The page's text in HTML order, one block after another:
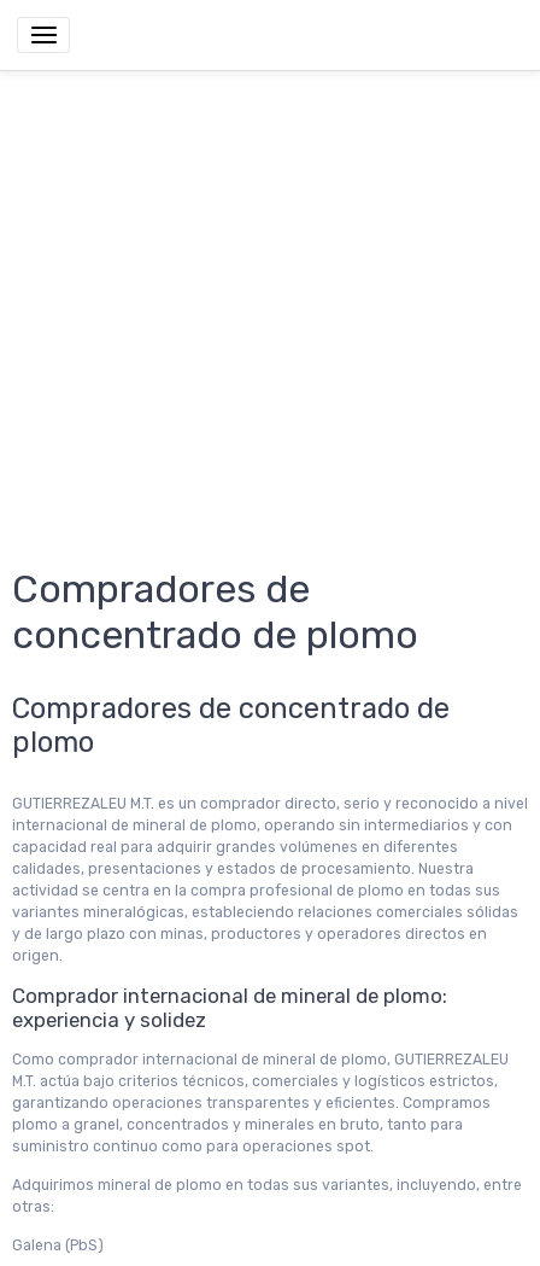
Compradores de
concentrado de plomo
Compradores de concentrado de
plomo
GUTIERREZALEU M.T. es un comprador directo, serio y reconocido a nivel
internacional de mineral de plomo, operando sin intermediarios y con
capacidad real para adquirir grandes volúmenes en diferentes
calidades, presentaciones y estados de procesamiento. Nuestra
actividad se centra en la compra profesional de plomo en todas sus
variantes mineralógicas, estableciendo relaciones comerciales sólidas
y de largo plazo con minas, productores y operadores directos en
origen.
Comprador internacional de mineral de plomo:
experiencia y solidez
Como comprador internacional de mineral de plomo, GUTIERREZALEU
M.T. actúa bajo criterios técnicos, comerciales y logísticos estrictos,
garantizando operaciones transparentes y eficientes. Compramos
plomo a granel, concentrados y minerales en bruto, tanto para
suministro continuo como para operaciones spot.
Adquirimos mineral de plomo en todas sus variantes, incluyendo, entre
otras:
Galena (PbS)